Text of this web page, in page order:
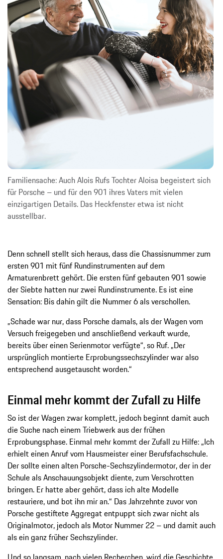
Familiensache: Auch Alois Rufs Tochter Aloisa begeistert sich
für Porsche – und für den 901 ihres Vaters mit vielen
einzigartigen Details. Das Heckfenster etwa ist nicht
ausstellbar.
Denn schnell stellt sich heraus, dass die Chassisnummer zum
ersten 901 mit fünf Rundinstrumenten auf dem
Armaturenbrett gehört. Die ersten fünf gebauten 901 sowie
der Siebte hatten nur zwei Rundinstrumente. Es ist eine
Sensation: Bis dahin gilt die Nummer 6 als verschollen.
„Schade war nur, dass Porsche damals, als der Wagen vom
Versuch freigegeben und anschließend verkauft wurde,
bereits über einen Serienmotor verfügte“, so Ruf. „Der
ursprünglich montierte Erprobungssechszylinder war also
entsprechend ausgetauscht worden.“
Einmal mehr kommt der Zufall zu Hilfe
So ist der Wagen zwar komplett, jedoch beginnt damit auch
die Suche nach einem Triebwerk aus der frühen
Erprobungsphase. Einmal mehr kommt der Zufall zu Hilfe: „Ich
erhielt einen Anruf vom Hausmeister einer Berufsfachschule.
Der sollte einen alten Porsche-Sechszylindermotor, der in der
Schule als Anschauungsobjekt diente, zum Verschrotten
bringen. Er hatte aber gehört, dass ich alte Modelle
restauriere, und bot ihn mir an.“ Das Jahrzehnte zuvor von
Porsche gestiftete Aggregat entpuppt sich zwar nicht als
Originalmotor, jedoch als Motor Nummer 22 – und damit auch
als ein ganz früher Sechszylinder.